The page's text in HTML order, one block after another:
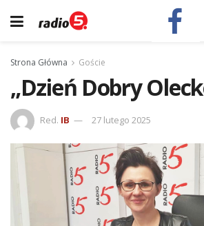
Strona Główna Goście
„Dzień Dobry
Red. IB 27 lutego 2025